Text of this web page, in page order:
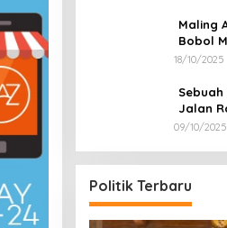
Maling
Bobol
Sendiri
18/10/2025
Jalan
09/10/2025
Politik Terbaru